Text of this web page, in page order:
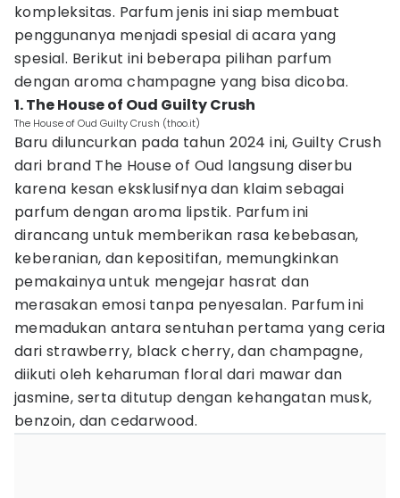
kompleksitas. Parfum jenis ini siap membuat
penggunanya menjadi spesial di acara yang
spesial. Berikut ini beberapa pilihan parfum
dengan aroma champagne yang bisa dicoba.
1. The House of Oud Guilty Crush
The House of Oud Guilty Crush (thoo.it)
Baru diluncurkan pada tahun 2024 ini, Guilty Crush
dari brand The House of Oud langsung diserbu
karena kesan eksklusifnya dan klaim sebagai
parfum dengan aroma lipstik. Parfum ini
dirancang untuk memberikan rasa kebebasan,
keberanian, dan kepositifan, memungkinkan
pemakainya untuk mengejar hasrat dan
merasakan emosi tanpa penyesalan. Parfum ini
memadukan antara sentuhan pertama yang ceria
dari strawberry, black cherry, dan champagne,
diikuti oleh keharuman floral dari mawar dan
jasmine, serta ditutup dengan kehangatan musk,
benzoin, dan cedarwood.